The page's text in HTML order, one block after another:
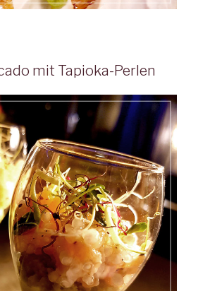
mit Tapioka-Perlen